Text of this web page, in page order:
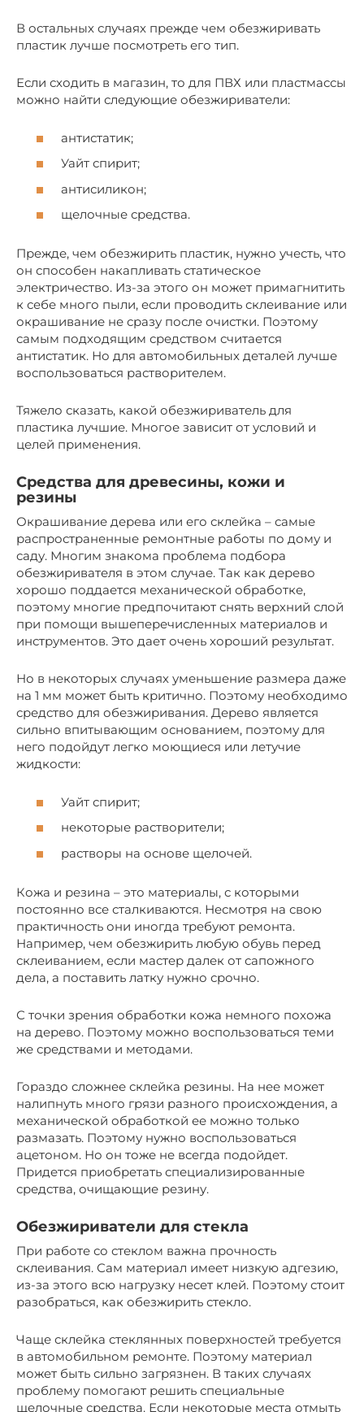
В остальных случаях прежде чем обезжиривать
пластик лучше посмотреть его тип.
Если сходить в магазин, то для ПВХ или пластмассы
можно найти следующие обезжириватели:
антистатик;
Уайт спирит;
антисиликон;
щелочные средства.
Прежде, чем обезжирить пластик, нужно учесть, что
он способен накапливать статическое
электричество. Из-за этого он может примагнитить
к себе много пыли, если проводить склеивание или
окрашивание не сразу после очистки. Поэтому
самым подходящим средством считается
антистатик. Но для автомобильных деталей лучше
воспользоваться растворителем.
Тяжело сказать, какой обезжириватель для
пластика лучшие. Многое зависит от условий и
целей применения.
Средства для древесины, кожи и
резины
Окрашивание дерева или его склейка – самые
распространенные ремонтные работы по дому и
саду. Многим знакома проблема подбора
обезжиривателя в этом случае. Так как дерево
хорошо поддается механической обработке,
поэтому многие предпочитают снять верхний слой
при помощи вышеперечисленных материалов и
инструментов. Это дает очень хороший результат.
Но в некоторых случаях уменьшение размера даже
на 1 мм может быть критично. Поэтому необходимо
средство для обезжиривания. Дерево является
сильно впитывающим основанием, поэтому для
него подойдут легко моющиеся или летучие
жидкости:
Уайт спирит;
некоторые растворители;
растворы на основе щелочей.
Кожа и резина – это материалы, с которыми
постоянно все сталкиваются. Несмотря на свою
практичность они иногда требуют ремонта.
Например, чем обезжирить любую обувь перед
склеиванием, если мастер далек от сапожного
дела, а поставить латку нужно срочно.
С точки зрения обработки кожа немного похожа
на дерево. Поэтому можно воспользоваться теми
же средствами и методами.
Гораздо сложнее склейка резины. На нее может
налипнуть много грязи разного происхождения, а
механической обработкой ее можно только
размазать. Поэтому нужно воспользоваться
ацетоном. Но он тоже не всегда подойдет.
Придется приобретать специализированные
средства, очищающие резину.
Обезжириватели для стекла
При работе со стеклом важна прочность
склеивания. Сам материал имеет низкую адгезию,
из-за этого всю нагрузку несет клей. Поэтому стоит
разобраться, как обезжирить стекло.
Чаще склейка стеклянных поверхностей требуется
в автомобильном ремонте. Поэтому материал
может быть сильно загрязнен. В таких случаях
проблему помогают решить специальные
щелочные средства. Если некоторые места отмыть